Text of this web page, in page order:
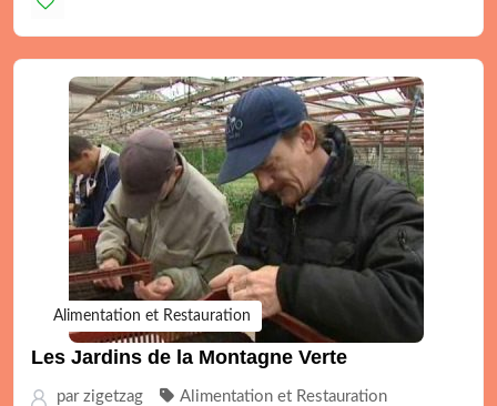
Alimentation et Restauration
Les Jardins de la Montagne Verte
par zigetzag Alimentation et Restauration